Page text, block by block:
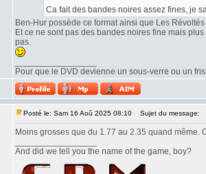
Ca fait des bandes noires assez fines, je
Ben-Hur possède ce format ainsi que Les
Et ce ne sont pas des bandes noires fine mais
pas.
Pour que le DVD devienne un sous-verre ou un
Posté le: Sam 16 Aoû 2025 08:10 Sujet du message:
Moins grosses que du 1.77 au 2.35 quand même.
And did we tell you the name of the game, boy?